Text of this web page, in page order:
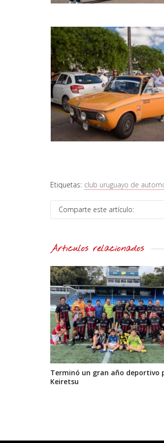
Etiquetas: club uruguayo de
Comparte este artículo:
Artículos relacionados
Terminó un gran año deportivo
Keiretsu